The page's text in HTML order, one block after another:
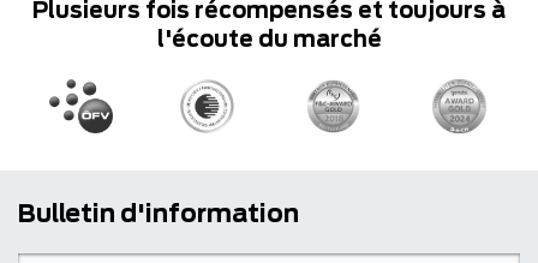
Plusieurs fois récompensés et toujours à
l'écoute du marché
Bulletin d'information